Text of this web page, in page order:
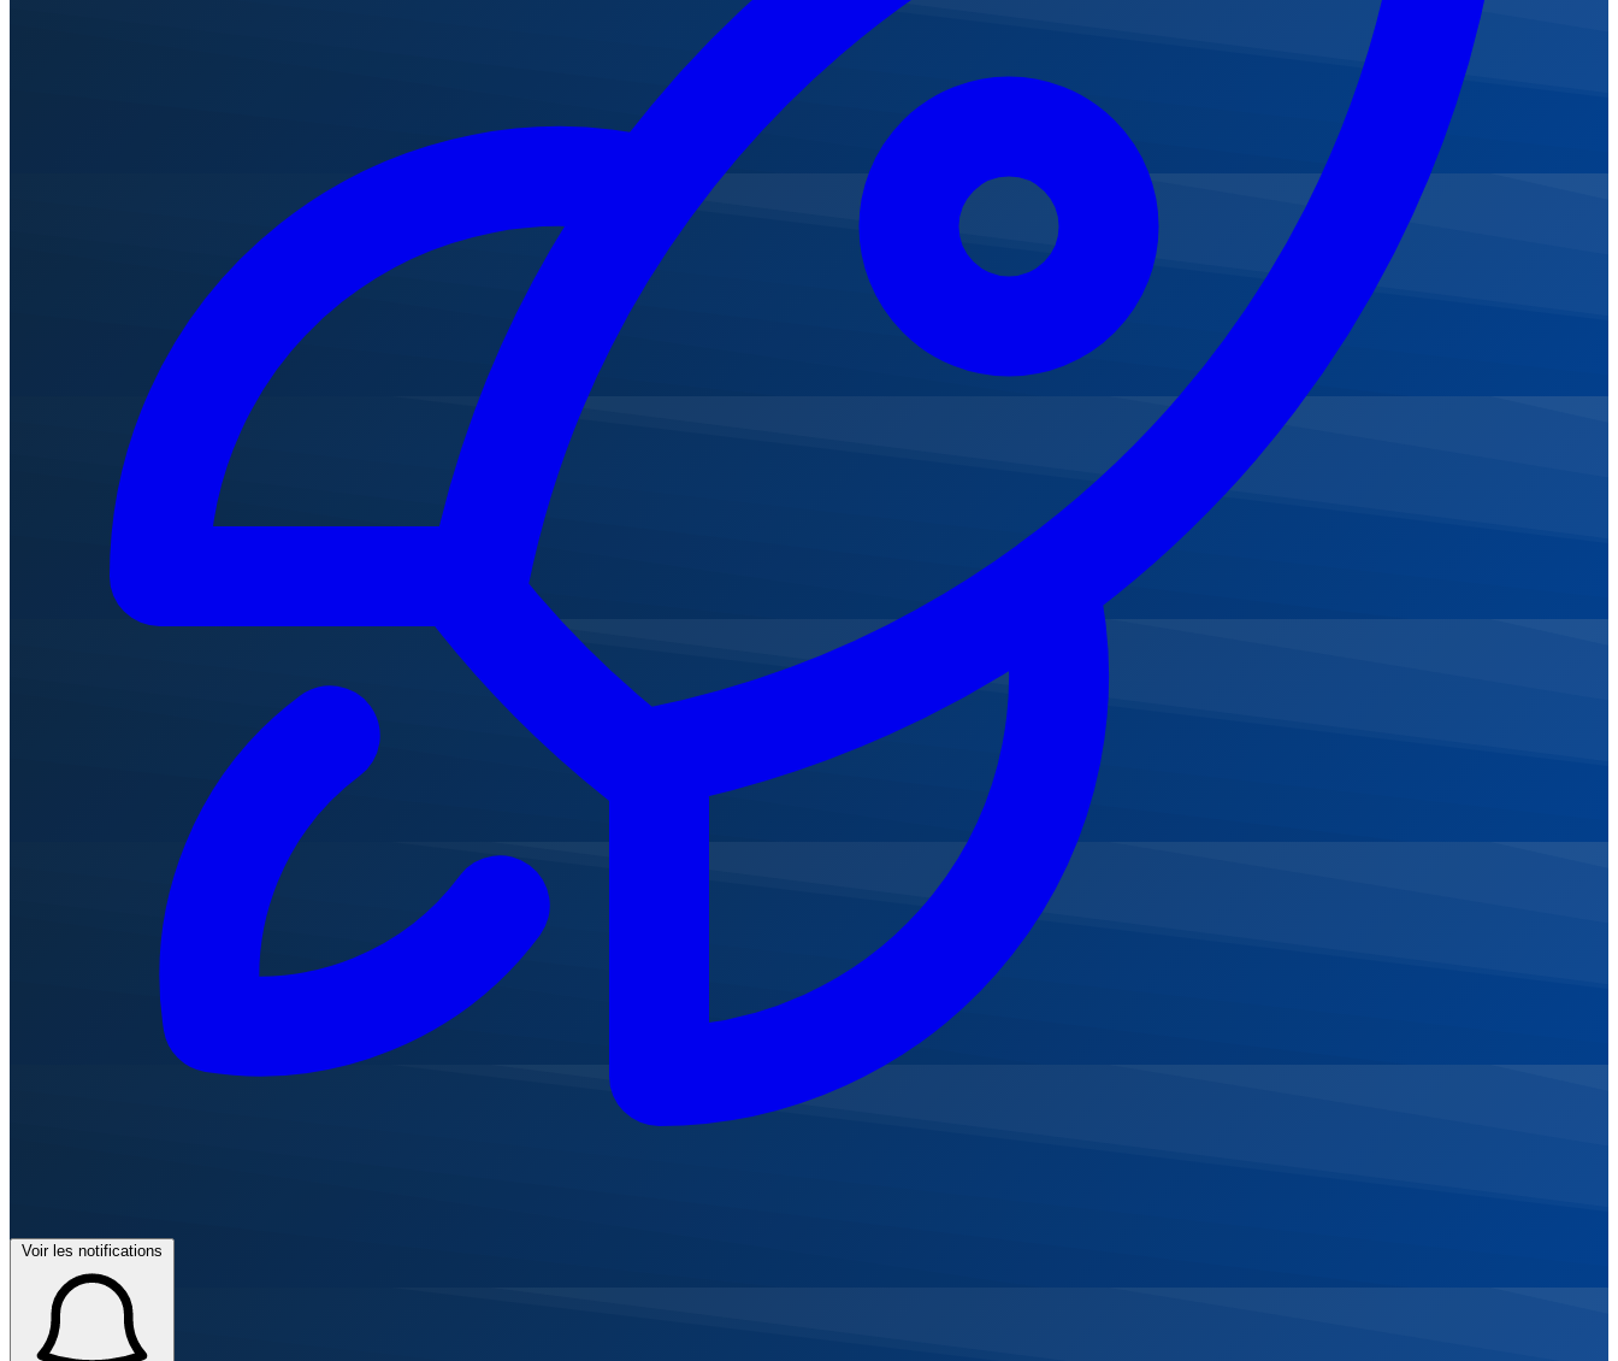
Voir les notifications